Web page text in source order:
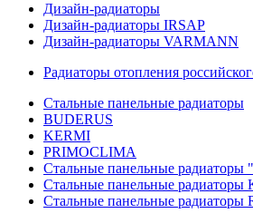
Дизайн-радиаторы
Дизайн-радиаторы IRSAP
Дизайн-радиаторы VARMANN
Радиаторы отопления
Стальные панельные радиаторы
BUDERUS
KERMI
PRIMOCLIMA
Стальные панельные радиаторы
Стальные панельные радиаторы
Стальные панельные радиаторы